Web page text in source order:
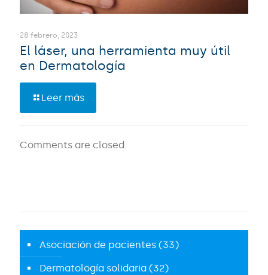
28 febrero, 2023
El láser, una herramienta muy útil
en Dermatología
Leer más
Comments are closed.
Asociación de pacientes (33)
Dermatología solidaria (32)